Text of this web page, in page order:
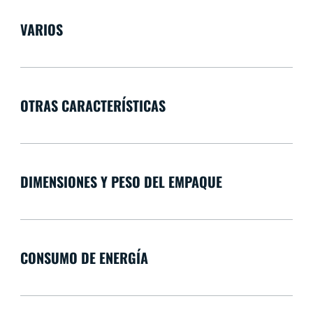
VARIOS
OTRAS CARACTERÍSTICAS
DIMENSIONES Y PESO DEL EMPAQUE
CONSUMO DE ENERGÍA